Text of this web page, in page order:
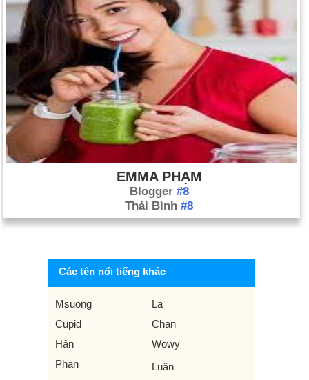
EMMA PHẠM
Blogger #8
Thái Bình #8
Các tên nổi tiếng khác
Msuong
La
Cupid
Chan
Hân
Wowy
Phan
Luân